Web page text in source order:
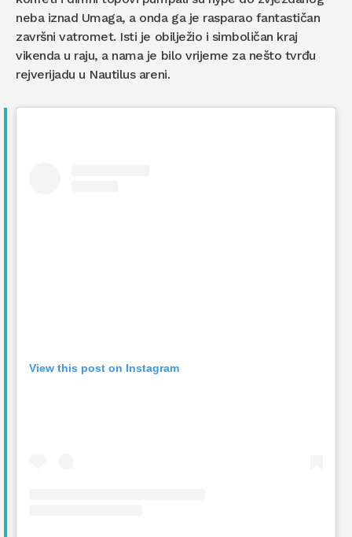
neba iznad Umaga, a onda ga je rasparao fantastičan
završni vatromet. Isti je obilježio i simboličan kraj
vikenda u raju, a nama je bilo vrijeme za nešto tvrđu
rejverijadu u Nautilus areni.
View this post on Instagram